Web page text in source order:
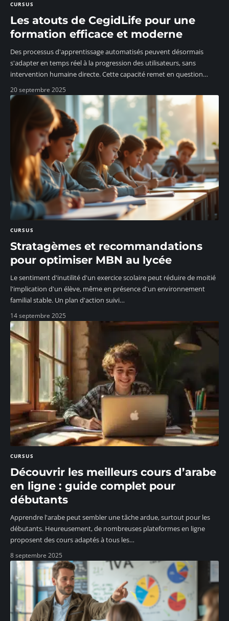
CURSUS
Les atouts de CegidLife pour une
formation efficace et moderne
Des processus d'apprentissage automatisés peuvent désormais
s'adapter en temps réel à la progression des utilisateurs, sans
intervention humaine directe. Cette capacité remet en question…
20 septembre 2025
CURSUS
Stratagèmes et recommandations
pour optimiser MBN au lycée
Le sentiment d'inutilité d'un exercice scolaire peut réduire de moitié
l'implication d'un élève, même en présence d'un environnement
familial stable. Un plan d'action suivi…
14 septembre 2025
CURSUS
Découvrir les meilleurs cours d’arabe
en ligne : guide complet pour
débutants
Apprendre l'arabe peut sembler une tâche ardue, surtout pour les
débutants. Heureusement, de nombreuses plateformes en ligne
proposent des cours adaptés à tous les…
8 septembre 2025